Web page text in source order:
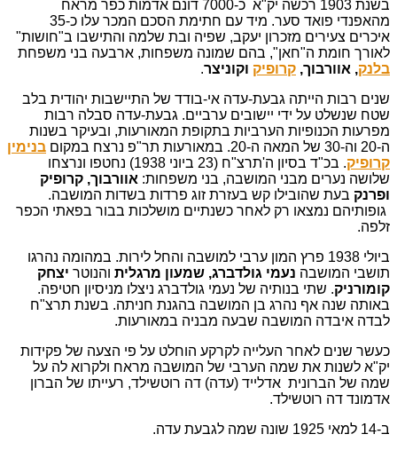
בשנת 1903 רכשה יק"א כ-7000 דונם אדמות כפר מראח
מהאפנדי פואד סער. מיד עם חתימת הסכם המכר עלו כ-35
איכרים צעירים מזכרון יעקב, שפיה ובת שלמה והתישבו ב"חושות"
לאורך חומת ה"חאן", בהם שמונה משפחות, ארבעה בני משפחת
בלנק, אוורבוך, קרופיק וקוניצר.
שנים רבות הייתה גבעת-עדה אי-בודד של התיישבות יהודית בלב
שטח שנשלט על ידי יישובים ערביים. גבעת-עדה סבלה רבות
מפרעות הכנופיות הערביות בתקופת המאורעות, ובעיקר בשנות
ה-20 וה-30 של המאה ה-20. במאורעות תר"פ נרצח במקום
בנימין
קרופיק
. בכ"ד בסיון ה'תרצ"ח (23 ביוני 1938) נחטפו ונרצחו
שלושה נערים מבני המושבה, בני משפחות: אוורבוך, קרופיק
ופרנק בעת שהובילו קש בעזרת זוג פרדות בשדות המושבה.
גופותיהם נמצאו רק לאחר כשנתיים מושלכות בבור בפאתי הכפר
זלפה.
ביולי 1938 פרץ המון ערבי למושבה והחל לירות. במהומה נהרגו
תושבי המושבה נעמי גולדברג, שמעון מרגלית והנוטר יצחק
קומורניק. שתי בנותיה של נעמי גולדברג ניצלו מניסיון חטיפה.
באותה שנה אף נהרג בן המושבה בהגנת חניתה. בשנת תרצ"ח
לבדה איבדה המושבה שבעה מבניה במאורעות.
כעשר שנים לאחר העלייה לקרקע הוחלט על פי הצעה של פקידות
יק"א לשנות את שמה הערבי של המושבה מראח ולקרוא לה על
שמה של הברונית אדלייד (עדה) דה רוטשילד, רעייתו של הברון
אדמונד דה רוטשילד.
ב-14 למאי 1925 שונה שמה לגבעת עדה.